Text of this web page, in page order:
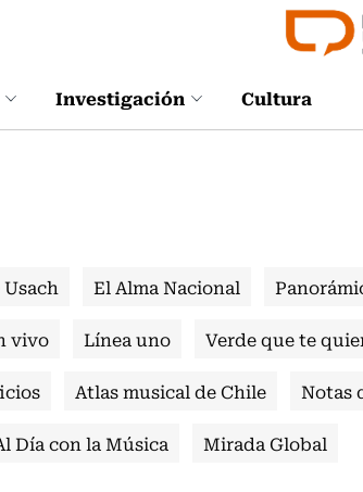
Investigación Cultura
El Alma Nacional
vivo Línea uno Verde que te
Atlas musical de Chile Notas
Día con la Música Mirada Global